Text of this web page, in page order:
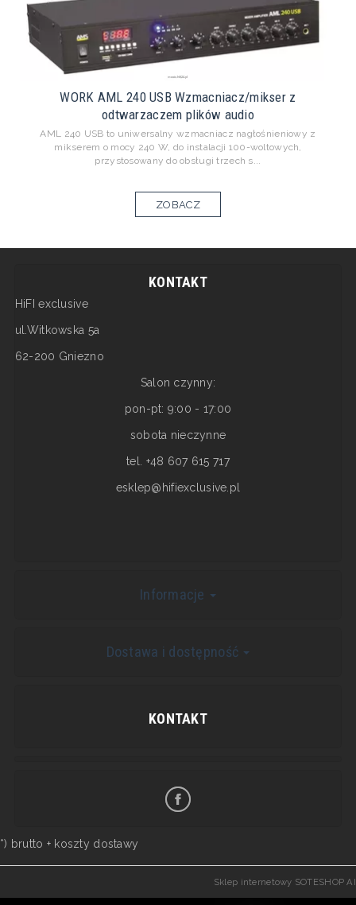
WORK AML 240 USB Wzmacniacz/mikser z
odtwarzaczem plików audio
AML 240 USB to uniwersalny wzmacniacz nagłośnieniowy z
mikserem o mocy 240 W, do instalacji 100-woltowych,
przystosowany do obsługi trzech s...
ZOBACZ
KONTAKT
HiFI exclusive
ul.Witkowska 5a
62-200 Gniezno
Salon czynny:
pon-pt: 9:00 - 17:00
sobota nieczynne
tel. +48 607 615 717
esklep@hifiexclusive.pl
Informacje
Dostawa i dostępność
KONTAKT
*) brutto + koszty dostawy
Sklep internetowy SOTESHOP AI